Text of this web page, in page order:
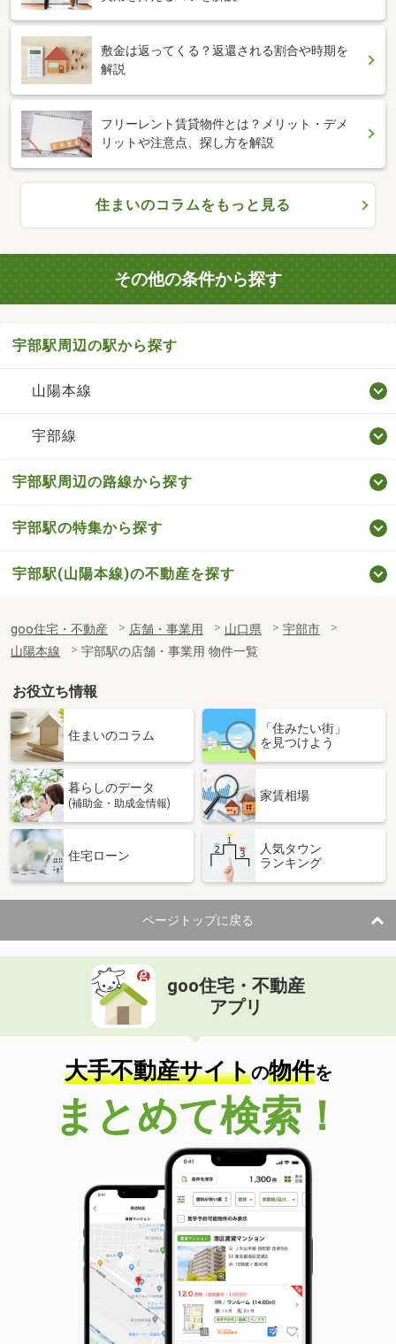
敷金は返ってくる？返還される割合や時期を
解説
フリーレント賃貸物件とは？メリット・デメ
リットや注意点、探し方を解説
住まいのコラムをもっと見る
その他の条件から探す
宇部駅周辺の駅から探す
山陽本線
宇部線
宇部駅周辺の路線から探す
宇部駅の特集から探す
宇部駅(山陽本線)の不動産を探す
goo住宅・不動産 店舗・事業用 山口県
宇部市
山陽本線
宇部駅の店舗・事業用 物件一覧
お役立ち情報
住まいのコラム
「住みたい街」
を見つけよう
暮らしのデータ
(補助金・助成金情報)
家賃相場
住宅ローン
人気タウン
ランキング
ページトップに戻る
goo住宅・不動産
アプリ
大手不動産サイトの物件を
まとめて検索！